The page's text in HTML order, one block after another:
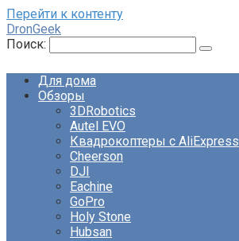
Перейти к контенту
DronGeek
Поиск:
Для дома
Обзоры
3DRobotics
Autel EVO
Квадрокоптеры с AliExpress
Cheerson
DJI
Eachine
GoPro
Holy Stone
Hubsan